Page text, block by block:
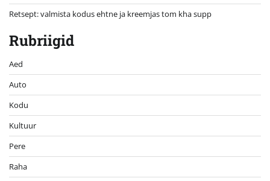
Retsept: valmista kodus ehtne ja kreemjas tom kha supp
Rubriigid
Aed
Auto
Kodu
Kultuur
Pere
Raha